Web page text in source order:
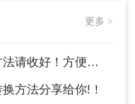
更多 >
好！方便又好用！
方法分享给你!！